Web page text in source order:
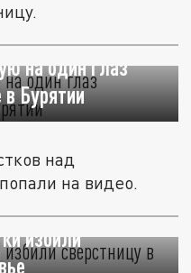
на один глаз
Бурятии
над
на видео.
избили